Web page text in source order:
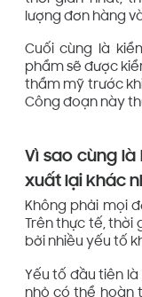
lượng đơn hàng
Cuối cùng là
phẩm sẽ được
thẩm mỹ trước
Công đoạn này
Vì sao cùng
xuất lại khác
Không phải mọi
Trên thực tế, thời
bởi nhiều yếu tố
Yếu tố đầu tiên
nhỏ có thể hoàn